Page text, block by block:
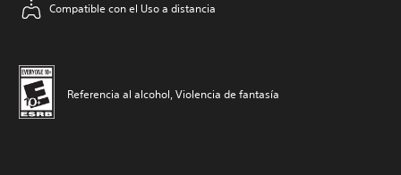
Compatible con el Uso a distancia
Referencia al alcohol, Violencia de fantasía